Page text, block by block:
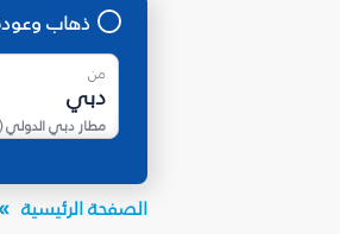
ذهاب
من
مطار دبي الدولي(
الصفحة الرئيسية